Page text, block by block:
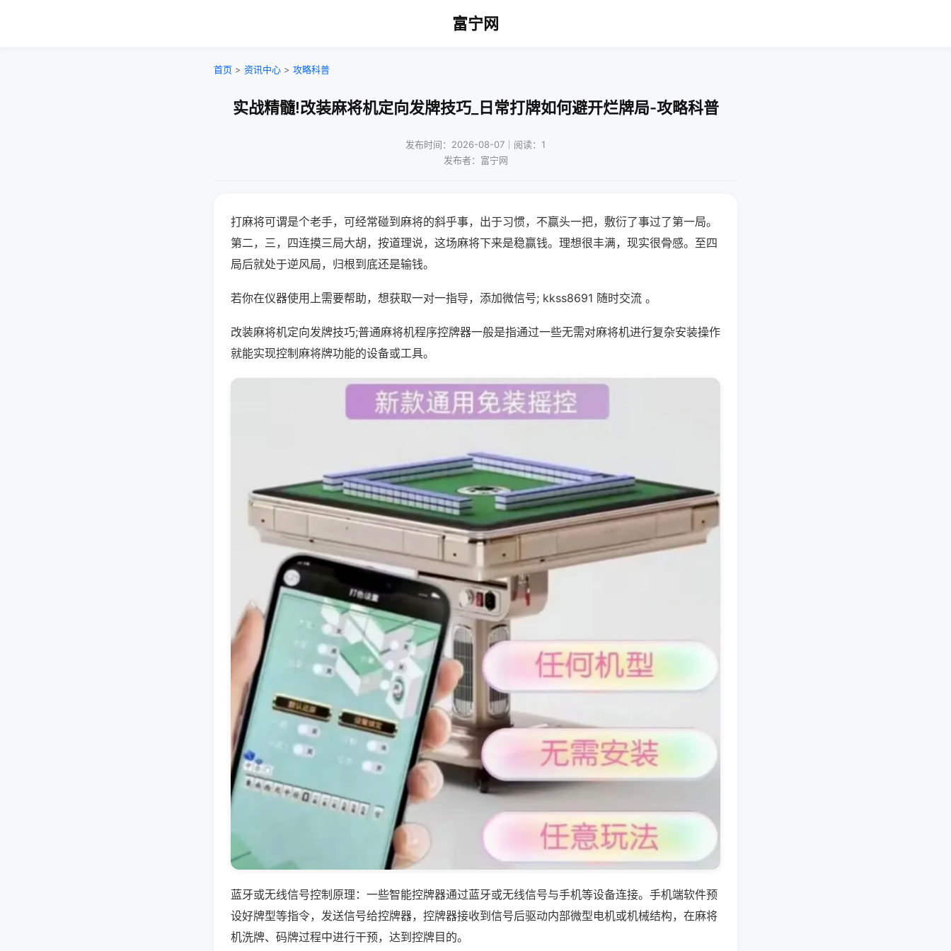
富宁网
首页 > 资讯中心 > 攻略科普
实战精髓!改装麻将机定向发牌技巧_日常打牌如何避开烂牌局-攻略科普
发布时间：2026-08-07｜阅读：1
发布者：富宁网
打麻将可谓是个老手，可经常碰到麻将的斜乎事，出于习惯，不赢头一把，敷衍了事过了第一局。
第二，三，四连摸三局大胡，按道理说，这场麻将下来是稳赢钱。理想很丰满，现实很骨感。至四
局后就处于逆风局，归根到底还是输钱。
若你在仪器使用上需要帮助，想获取一对一指导，添加微信号; kkss8691 随时交流 。
改装麻将机定向发牌技巧;普通麻将机程序控牌器一般是指通过一些无需对麻将机进行复杂安装操作
就能实现控制麻将牌功能的设备或工具。
蓝牙或无线信号控制原理：一些智能控牌器通过蓝牙或无线信号与手机等设备连接。手机端软件预
设好牌型等指令，发送信号给控牌器，控牌器接收到信号后驱动内部微型电机或机械结构，在麻将
机洗牌、码牌过程中进行干预，达到控牌目的。